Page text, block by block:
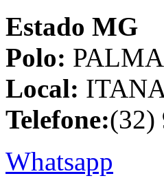
Estado MG
Polo:
Local:
Telefone:(32)
Whatsapp